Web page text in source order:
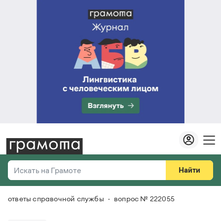
Искать на Грамоте
Справочная служба
Найти
Везде
ответы справочной службы вопрос № 222055